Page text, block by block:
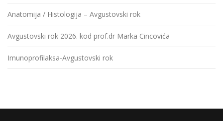
Anatomija / Histologija – Avgustovski rok
Avgustovski rok 2026. kod prof.dr Marka Cincovića
Imunoprofilaksa-Avgustovski rok